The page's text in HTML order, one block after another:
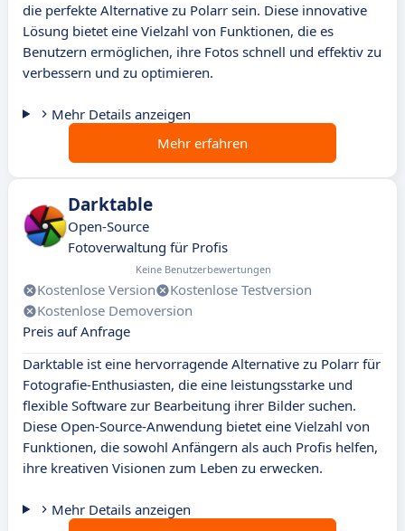
die perfekte Alternative zu Polarr sein. Diese innovative
Lösung bietet eine Vielzahl von Funktionen, die es
Benutzern ermöglichen, ihre Fotos schnell und effektiv zu
verbessern und zu optimieren.
Mehr Details anzeigen
Mehr erfahren
Darktable
Open-Source
Fotoverwaltung für Profis
Keine Benutzerbewertungen
Kostenlose Version
Kostenlose Testversion
Kostenlose Demoversion
Preis auf Anfrage
Darktable ist eine hervorragende Alternative zu Polarr für
Fotografie-Enthusiasten, die eine leistungsstarke und
flexible Software zur Bearbeitung ihrer Bilder suchen.
Diese Open-Source-Anwendung bietet eine Vielzahl von
Funktionen, die sowohl Anfängern als auch Profis helfen,
ihre kreativen Visionen zum Leben zu erwecken.
Mehr Details anzeigen